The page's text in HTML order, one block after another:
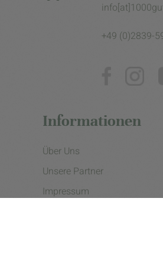
+49 (0)2839-
Informationen
Über Uns
Unsere Partner
Impressum